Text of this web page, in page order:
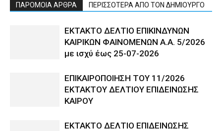
ΠΑΡΟΜΟΙΑ ΑΡΘΡΑ ΠΕΡΙΣΣΟΤΕΡΑ ΑΠΟ ΤΟΝ ΔΗΜΙΟΥΡΓΟ
ΕΚΤΑΚΤΟ ΔΕΛΤΙΟ ΕΠΙΚΙΝΔΥΝΩΝ
ΚΑΙΡΙΚΩΝ ΦΑΙΝΟΜΕΝΩΝ Α.Α. 5/2026
με ισχύ έως 25-07-2026
ΕΠΙΚΑΙΡΟΠΟΙΗΣΗ ΤΟΥ 11/2026
ΕΚΤΑΚΤΟΥ ΔΕΛΤΙΟΥ ΕΠΙΔΕΙΝΩΣΗΣ
ΚΑΙΡΟΥ
ΕΚΤΑΚΤΟ ΔΕΛΤΙΟ ΕΠΙΔΕΙΝΩΣΗΣ